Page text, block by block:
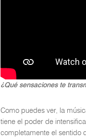
¿Qué sensaciones te
Como puedes ver, la
tiene el poder de
completamente el sentido